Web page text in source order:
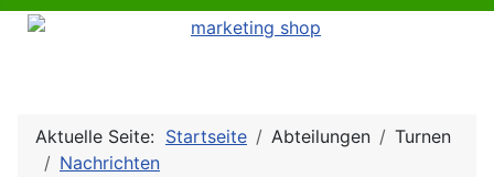
Aktuelle Seite: Startseite Abteilungen
Turnen
Nachrichten